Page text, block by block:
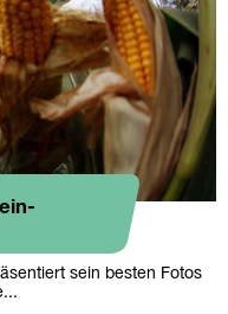
sein besten Fotos